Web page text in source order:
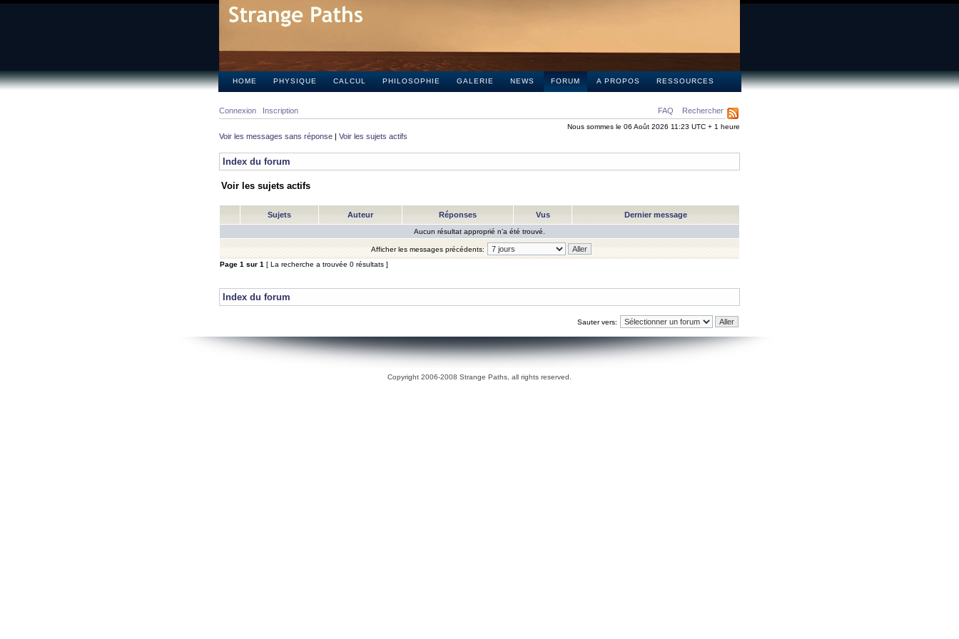
HOME PHYSIQUE CALCUL PHILOSOPHIE GALERIE NEWS FORUM A PROPOS RESSOURCES
FAQ Rechercher
Connexion Inscription
Nous sommes le 06 Août 2026 11:23 UTC + 1 heure
Voir les messages sans réponse | Voir les sujets actifs
Index du forum
Voir les sujets actifs
Sujets Auteur Réponses Vus Dernier message
Aucun résultat approprié n’a été trouvé.
Afficher les messages précédents:
Page 1 sur 1 [ La recherche a trouvée 0 résultats ]
Index du forum
Sauter vers:
Copyright 2006-2008 Strange Paths, all rights reserved.